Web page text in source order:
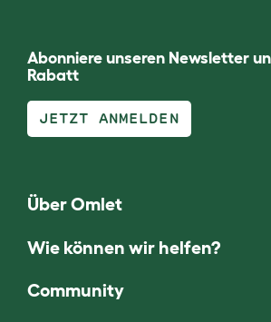
Abonniere unseren Newsletter
Rabatt
JETZT ANMELDEN
Über Omlet
Wie können wir helfen?
Community